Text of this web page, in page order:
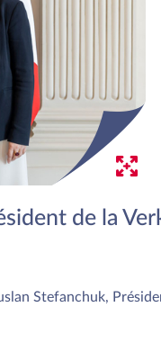
de la
Stefanchuk,